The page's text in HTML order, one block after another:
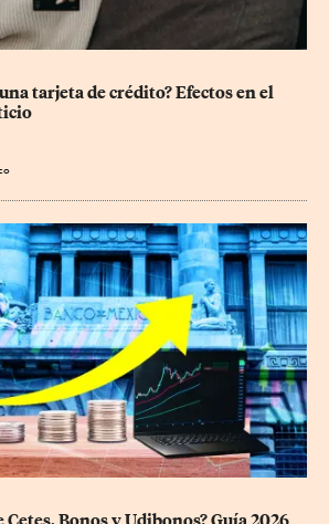
tarjeta de crédito? Efectos en el